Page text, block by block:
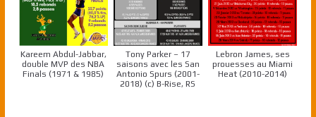
Kareem Abdul-Jabbar,
double MVP des NBA
Finals (1971 & 1985)
Tony Parker – 17
saisons avec les San
Antonio Spurs (2001-
2018) (c) B-Rise, RS
Lebron James, ses
prouesses au Miami
Heat (2010-2014)